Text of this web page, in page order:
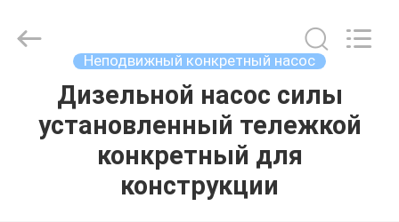
ДОМ
ПРОДУКТЫ
Equipments
Incorporated
Неподвижный конкретный насос
Дизельной насос силы
установленный тележкой
конкретный для
конструкции